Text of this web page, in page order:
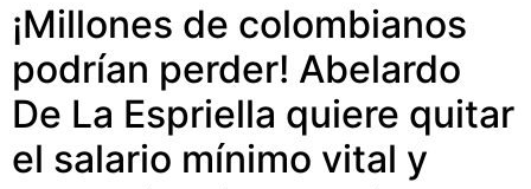
¡Millones de colombianos
podrían perder! Abelardo
De La Espriella quiere quitar
el salario mínimo vital y